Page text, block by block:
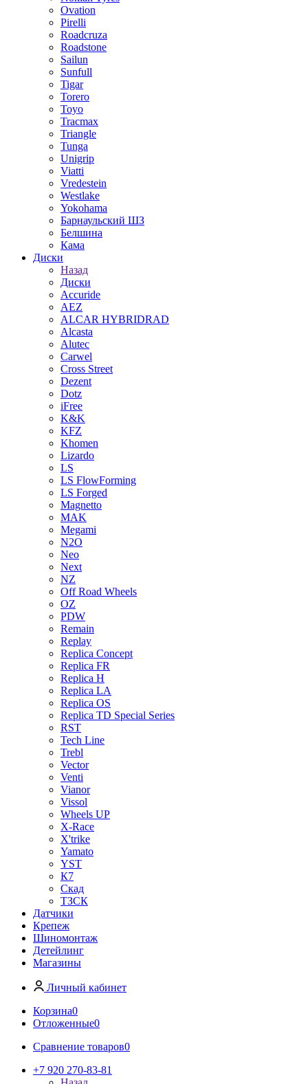
Ovation
Pirelli
Roadcruza
Roadstone
Sailun
Sunfull
Tigar
Torero
Toyo
Tracmax
Triangle
Tunga
Unigrip
Viatti
Vredestein
Westlake
Yokohama
Барнаульский ШЗ
Белшина
Кама
Диски
Назад
Диски
Accuride
AEZ
ALCAR HYBRIDRAD
Alcasta
Alutec
Carwel
Cross Street
Dezent
Dotz
iFree
K&K
KFZ
Khomen
Lizardo
LS
LS FlowForming
LS Forged
Magnetto
MAK
Megami
N2O
Neo
Next
NZ
Off Road Wheels
OZ
PDW
Remain
Replay
Replica Concept
Replica FR
Replica H
Replica LA
Replica OS
Replica TD Special Series
RST
Tech Line
Trebl
Vector
Venti
Vianor
Vissol
Wheels UP
X-Race
X'trike
Yamato
YST
К7
Скад
ТЗСК
Датчики
Крепеж
Шиномонтаж
Детейлинг
Магазины
Личный кабинет
Корзина0
Отложенные0
Сравнение товаров0
+7 920 270-83-81